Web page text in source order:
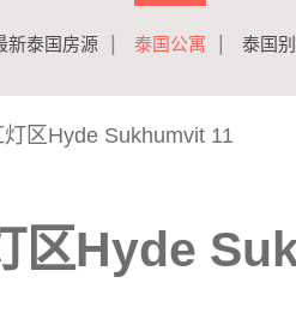
新泰国房源 泰国公寓 泰国
区Hyde Sukhumvit 11
区Hyde